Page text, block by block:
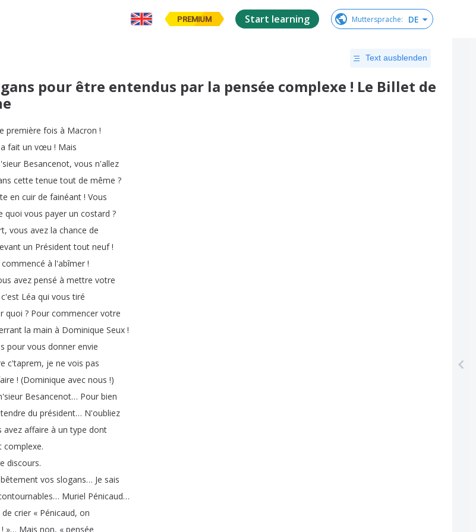
PREMIUM Start learning Muttersprache: DE
Text ausblenden
pour être entendus par la pensée complexe ! Le Billet de
première fois à Macron !
a fait un vœu ! Mais
Besancenot, vous n'allez
cette tenue tout de même ?
en cuir de fainéant ! Vous
quoi vous payer un costard ?
, vous avez la chance de
un Président tout neuf!
commencé à l'abîmer !
avez pensé à mettre votre
c'est Léa qui vous tiré
quoi ? Pour commencer votre
la main à Dominique Seux !
pour vous donner envie
c'taprem, je ne vois pas
! (Dominique avec nous !)
Besancenot… Pour bien
du président… N'oubliez
avez affaire à un type dont
complexe.
discours.
bêtement vos slogans… Je sais
… Muriel Pénicaud…
de crier « Pénicaud, on
! »… Mais non, « pensée